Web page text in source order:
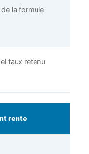
la formule
taux retenu
rente